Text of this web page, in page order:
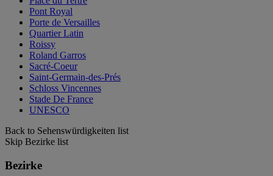
Pont Royal
Porte de Versailles
Quartier Latin
Roissy
Roland Garros
Sacré-Coeur
Saint-Germain-des-Prés
Schloss Vincennes
Stade De France
UNESCO
Back to Sehenswürdigkeiten list
Skip Bezirke list
Bezirke